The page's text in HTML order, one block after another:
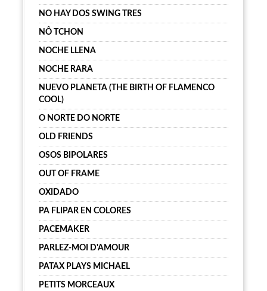
NO HAY DOS SWING TRES
NÔ TCHON
NOCHE LLENA
NOCHE RARA
NUEVO PLANETA (THE BIRTH OF FLAMENCO
COOL)
O NORTE DO NORTE
OLD FRIENDS
OSOS BIPOLARES
OUT OF FRAME
OXIDADO
PA FLIPAR EN COLORES
PACEMAKER
PARLEZ-MOI D'AMOUR
PATAX PLAYS MICHAEL
PETITS MORCEAUX